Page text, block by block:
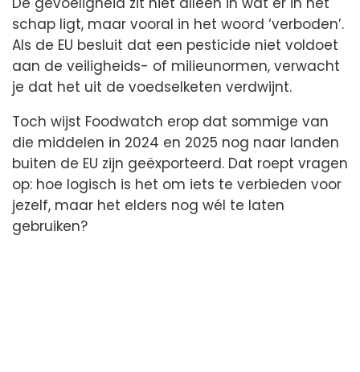
schap ligt, maar vooral in het woord ‘verboden’.
Als de EU besluit dat een pesticide niet voldoet
aan de veiligheids- of milieunormen, verwacht
je dat het uit de voedselketen verdwijnt.
Toch wijst Foodwatch erop dat sommige van
die middelen in 2024 en 2025 nog naar landen
buiten de EU zijn geëxporteerd. Dat roept vragen
op: hoe logisch is het om iets te verbieden voor
jezelf, maar het elders nog wél te laten
gebruiken?